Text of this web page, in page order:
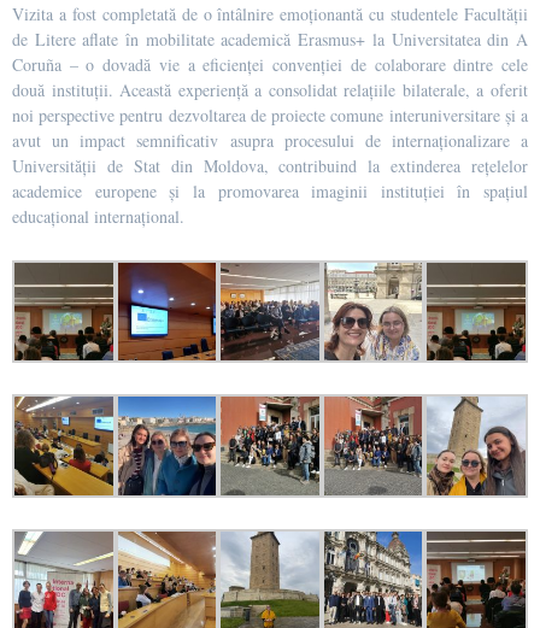
Vizita a fost completată de o întâlnire emoționantă cu studentele Facultății
de Litere aflate în mobilitate academică Erasmus+ la Universitatea din A
Coruña – o dovadă vie a eficienței convenției de colaborare dintre cele
două instituții. Această experiență a consolidat relațiile bilaterale, a oferit
noi perspective pentru dezvoltarea de proiecte comune interuniversitare și a
avut un impact semnificativ asupra procesului de internaționalizare a
Universității de Stat din Moldova, contribuind la extinderea rețelelor
academice europene și la promovarea imaginii instituției în spațiul
educațional internațional.